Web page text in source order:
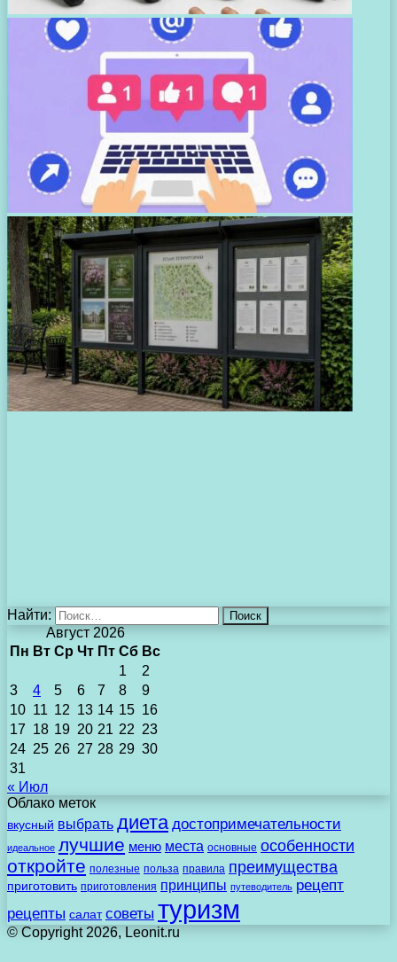
Найти:
Август 2026
Пн Вт Ср Чт Пт Сб Вс
1
2
3
4 5 6 7 8
9
10 11 12 13 14 15 16
17 18 19 20 21 22 23
24 25 26 27 28 29 30
31
« Июл
Облако меток
вкусный выбрать диета достопримечательности
идеальное лучшие меню места основные особенности
откройте полезные польза правила преимущества
приготовить приготовления принципы путеводитель рецепт
рецепты салат советы туризм
© Copyright 2026, Leonit.ru